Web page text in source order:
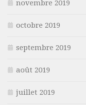
novembre 2019
octobre 2019
septembre 2019
août 2019
juillet 2019